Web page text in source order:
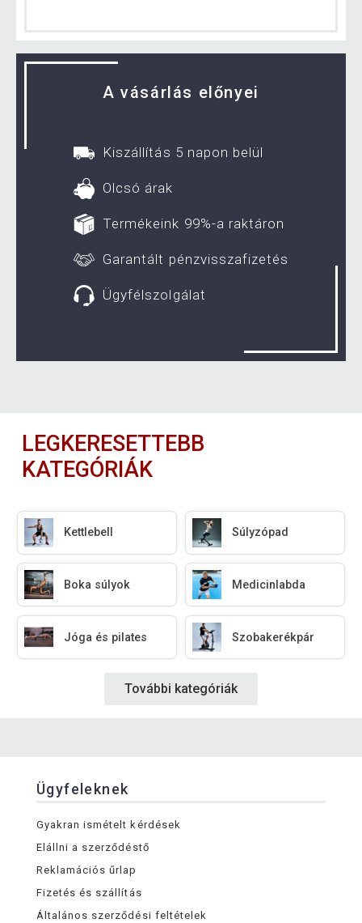
A vásárlás előnyei
Kiszállítás 5 napon belül
Olcsó árak
Termékeink 99%-a raktáron
Garantált pénzvisszafizetés
Ügyfélszolgálat
LEGKERESETTEBB
KATEGÓRIÁK
Kettlebell Súlyzópad
Boka súlyok Medicinlabda
Jóga és pilates Szobakerékpár
További kategóriák
Ügyfeleknek
Gyakran ismételt kérdések
Elállni a szerződéstő
Reklamációs űrlap
Fizetés és szállítás
Általános szerződési feltételek